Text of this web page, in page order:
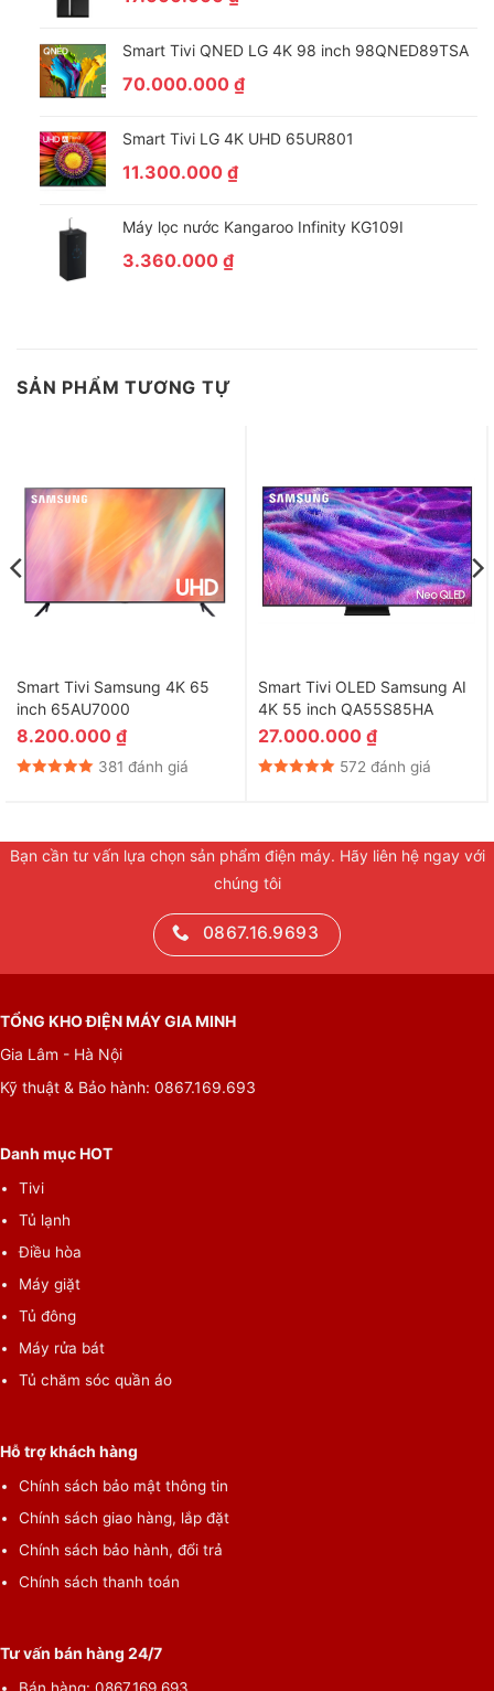
phân giải thấp được phóng to và tái tạo thành hình ảnh sắc nét
hơn, sống động hơn.
gì? Đây là câu trả lời
đến sự thuận tiện khi điều khiển TV, mọi thứ trở nên đơn giản,
dễ dàng hơn.
Bộ điều khiển từ xa Magic Remote có đầy đủ các thủ thuật.
Thiết kế dễ cầm và hệ thống trỏ, cuộn của thiết bị cho phép tìm
kiếm nhanh hơn. ThinQ AI tích hợp mang đến khả năng truy cập
dễ dàng vào các dịch vụ, phím tắt cho các nhà cung cấp nội
Điều khiển bằng giọng nói Trung tâm kiểm soát thiết
bị thông minh của bạn
LG ThinQ cho phép chỉ huy và điều khiển đơn giản thông qua
nhận dạng giọng nói tự nhiên*. Bạn có thể điều khiển LG FHD
Smart Tivi QNED LG 4K 98 inch 98QNED89TSA
70.000.000 ₫
Smart Tivi LG 4K UHD 65UR801
11.300.000 ₫
Máy lọc nước Kangaroo Infinity KG109I
3.360.000 ₫
SẢN PHẨM TƯƠNG TỰ
Smart Tivi Samsung 4K 65
inch 65AU7000
8.200.000 ₫
381 đánh giá
Smart Tivi OLED Samsung AI
4K 55 inch QA55S85HA
27.000.000 ₫
572 đánh giá
Bạn cần tư vấn lựa chọn sản phẩm điện máy. Hãy liên hệ ngay với
chúng tôi
0867.16.9693
TỔNG KHO ĐIỆN MÁY GIA MINH
Gia Lâm - Hà Nội
Kỹ thuật & Bảo hành: 0867.169.693
Danh mục HOT
Tivi
Tủ lạnh
Điều hòa
Máy giặt
Tủ đông
Máy rửa bát
Tủ chăm sóc quần áo
Hỗ trợ khách hàng
Chính sách bảo mật thông tin
Chính sách giao hàng, lắp đặt
Chính sách bảo hành, đổi trả
Chính sách thanh toán
Tư vấn bán hàng 24/7